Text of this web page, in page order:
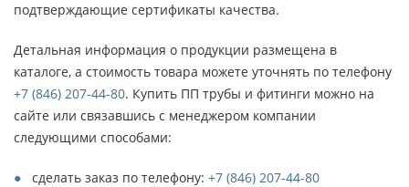
подтверждающие сертификаты качества.
Детальная информация о продукции размещена в
каталоге, а стоимость товара можете уточнять по телефону
+7 (846) 207-44-80. Купить ПП трубы и фитинги можно на
сайте или связавшись с менеджером компании
следующими способами:
сделать заказ по телефону: +7 (846) 207-44-80